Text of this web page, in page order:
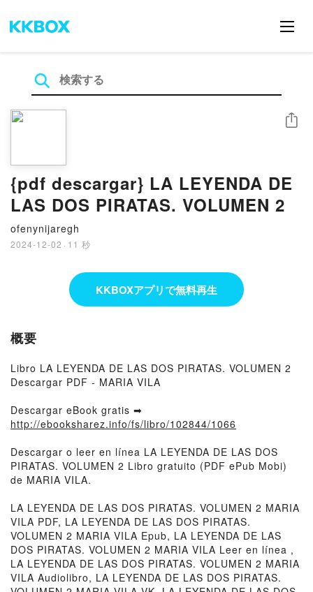
{pdf descargar} LA LEYENDA DE
LAS DOS PIRATAS. VOLUMEN 2
ofenynijaregh
2024-12-02 · 11 秒
シェア
KKBOXアプリで無料再生
概要
Libro LA LEYENDA DE LAS DOS PIRATAS. VOLUMEN 2
Descargar PDF - MARIA VILA
Descargar eBook gratis ➡
http://ebooksharez.info/fs/libro/102844/1066
Descargar o leer en línea LA LEYENDA DE LAS DOS
PIRATAS. VOLUMEN 2 Libro gratuito (PDF ePub Mobi)
de MARIA VILA.
LA LEYENDA DE LAS DOS PIRATAS. VOLUMEN 2 MARIA
VILA PDF, LA LEYENDA DE LAS DOS PIRATAS.
VOLUMEN 2 MARIA VILA Epub, LA LEYENDA DE LAS
DOS PIRATAS. VOLUMEN 2 MARIA VILA Leer en línea ,
LA LEYENDA DE LAS DOS PIRATAS. VOLUMEN 2 MARIA
VILA Audiolibro, LA LEYENDA DE LAS DOS PIRATAS.